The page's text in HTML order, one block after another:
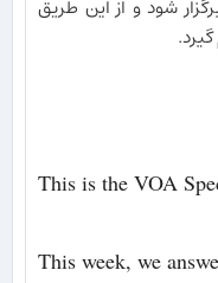
شود و از این طریق
This is the VOA
This week, we